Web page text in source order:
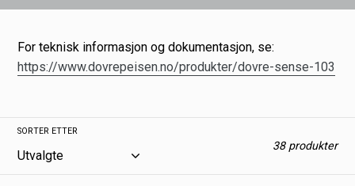
For teknisk informasjon og dokumentasjon, se:
https://www.dovrepeisen.no/produkter/dovre-sense-103
SORTER ETTER
38 produkter